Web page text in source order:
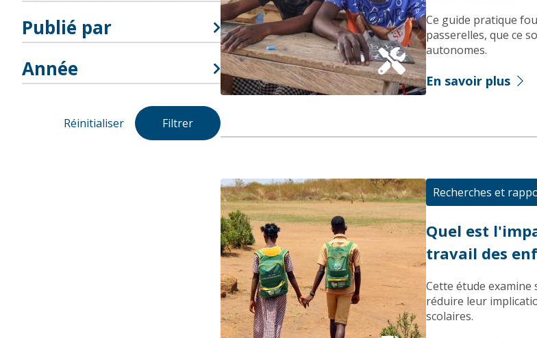
Publié par
Année
Réinitialiser
Ce guide pratique
passerelles, que ce
autonomes.
En savoir plus
Recherches et
Quel est
travail des
Cette étude
réduire leur
scolaires.